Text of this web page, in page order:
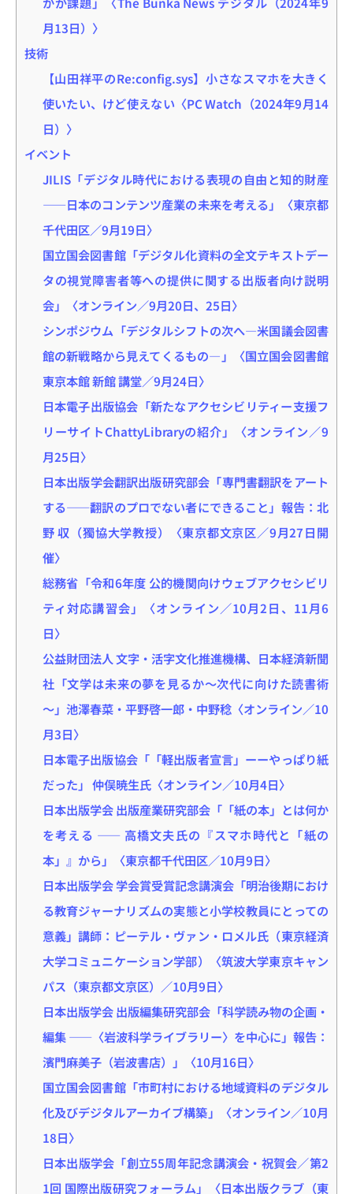
月13日）〉
技術
【山田祥平のRe:config.sys】小さなスマホを大きく
使いたい、けど使えない〈PC Watch（2024年9月14
日）〉
イベント
JILIS「デジタル時代における表現の自由と知的財産
――日本のコンテンツ産業の未来を考える」〈東京都
千代田区／9月19日〉
国立国会図書館「デジタル化資料の全文テキストデー
タの視覚障害者等への提供に関する出版者向け説明
会」〈オンライン／9月20日、25日〉
シンポジウム「デジタルシフトの次へ―米国議会図書
館の新戦略から見えてくるもの―」〈国立国会図書館
東京本館 新館 講堂／9月24日〉
日本電子出版協会「新たなアクセシビリティー支援フ
リーサイトChattyLibraryの紹介」〈オンライン／9
月25日〉
日本出版学会翻訳出版研究部会「専門書翻訳をアート
する――翻訳のプロでない者にできること」報告：北
野 収（獨協大学教授）〈東京都文京区／9月27日開
催〉
総務省「令和6年度 公的機関向けウェブアクセシビリ
ティ対応講習会」〈オンライン／10月2日、11月6
日〉
公益財団法人 文字・活字文化推進機構、日本経済新聞
社「文学は未来の夢を見るか～次代に向けた読書術
～」池澤春菜・平野啓一郎・中野稔〈オンライン／10
月3日〉
日本電子出版協会「「軽出版者宣言」ーーやっぱり紙
だった」 仲俣暁生氏〈オンライン／10月4日〉
日本出版学会 出版産業研究部会「「紙の本」とは何か
を考える ―― 高橋文夫氏の『スマホ時代と「紙の
本」』から」〈東京都千代田区／10月9日〉
日本出版学会 学会賞受賞記念講演会「明治後期におけ
る教育ジャーナリズムの実態と小学校教員にとっての
意義」講師：ピーテル・ヴァン・ロメル氏（東京経済
大学コミュニケーション学部）〈筑波大学東京キャン
パス（東京都文京区）／10月9日〉
日本出版学会 出版編集研究部会「科学読み物の企画・
編集 ――〈岩波科学ライブラリー〉を中心に」報告：
濱門麻美子（岩波書店）」〈10月16日〉
国立国会図書館「市町村における地域資料のデジタル
化及びデジタルアーカイブ構築」〈オンライン／10月
18日〉
日本出版学会「創立55周年記念講演会・祝賀会／第2
1回 国際出版研究フォーラム」〈日本出版クラブ（東